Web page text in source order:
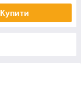
Купити